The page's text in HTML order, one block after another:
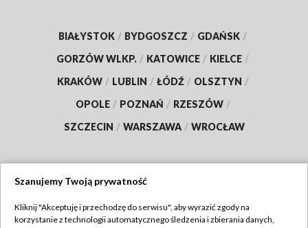
BIAŁYSTOK / BYDGOSZCZ / GDAŃSK /
GORZÓW WLKP. / KATOWICE / KIELCE /
KRAKÓW / LUBLIN / ŁÓDŹ / OLSZTYN /
OPOLE / POZNAŃ / RZESZÓW /
SZCZECIN / WARSZAWA / WROCŁAW
TVP
Szanujemy Twoją prywatność
Kliknij "Akceptuję i przechodzę do serwisu", aby wyrazić zgody na
korzystanie z technologii automatycznego śledzenia i zbierania danych,